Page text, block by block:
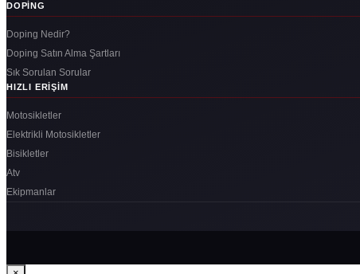
DOPING
Doping Nedir?
Doping Satın Alma Şartları
Sık Sorulan Sorular
HIZLI ERIŞIM
Motosikletler
Elektrikli Motosikletler
Bisikletler
Atv
Ekipmanlar